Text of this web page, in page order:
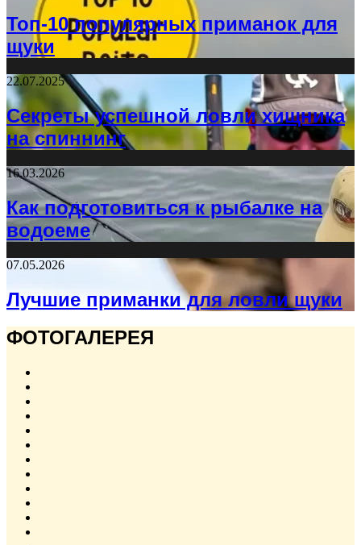
Топ-10 популярных приманок для
щуки
22.07.2025
Секреты успешной ловли хищника
на спиннинг
16.03.2026
Как подготовиться к рыбалке на
водоеме
07.05.2026
Лучшие приманки для ловли щуки
ФОТОГАЛЕРЕЯ